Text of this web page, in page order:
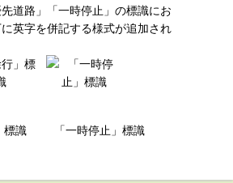
先道路」「一時停止」の標識にお
英字を併記する様式が追加され
標識 「一時停止」標識